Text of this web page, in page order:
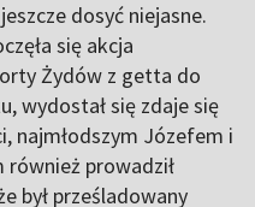
dosyć niejasne.
się akcja
Żydów z getta do
wydostał się zdaje się
najmłodszym Józefem i
również prowadził
był prześladowany